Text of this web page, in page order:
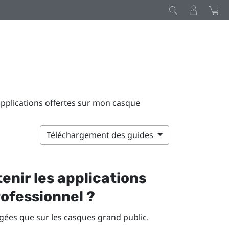
offertes sur mon casque
Téléchargement des guides
les applications
?
que sur les casques grand public.